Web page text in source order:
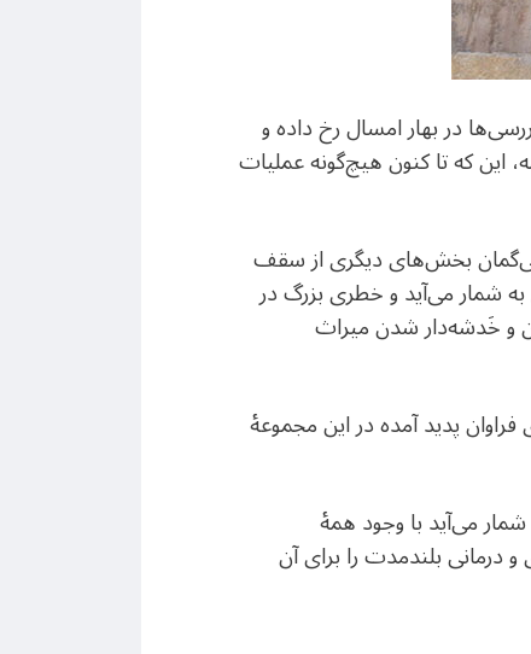
در بهار امسال رخ داده و
این که تا کنون هیچ‌گونه عملیات
بی‌گمان بخش‌های دیگری از سقف
به شمار می‌آید و خطری بزرگ در
و خَدشه‌دار شدن میراث
پدید آمده در این مجموعۀ
می‌آید با وجود همۀ
بلندمدت را برای آن